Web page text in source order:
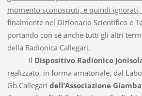
momento sconosciuti, e quindi ignorati,
finalmente nel Dizionario Scientifico e
portando con sé anche tutti gli altri
della Radionica Callegari.
Il Dispositivo Radionico
realizzato, in forma amatoriale, dal
Gb.Callegari dell’Associazione